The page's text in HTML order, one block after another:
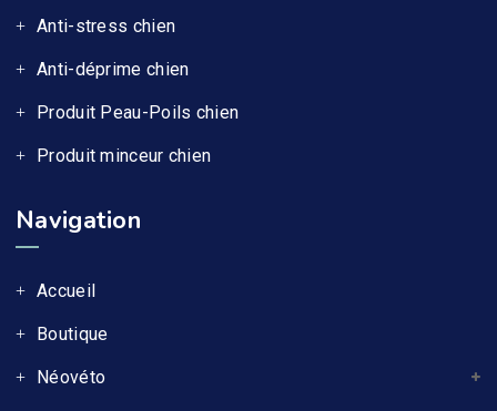
Anti-stress chien
Anti-déprime chien
Produit Peau-Poils chien
Produit minceur chien
Navigation
Accueil
Boutique
Néovéto